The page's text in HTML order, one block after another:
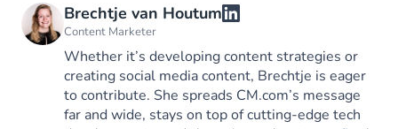
Brechtje van Houtum
Content Marketer
Whether it’s developing content strategies or
creating social media content, Brechtje is eager
to contribute. She spreads CM.com’s message
far and wide, stays on top of cutting-edge tech